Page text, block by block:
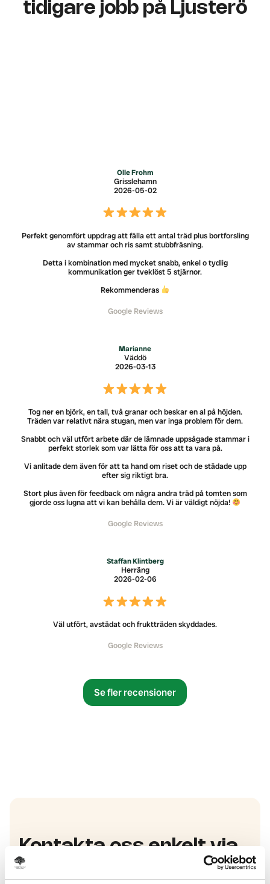
tidigare jobb på Ljusterö
Olle Frohm
Grisslehamn
2026-05-02
Perfekt genomfört uppdrag att fälla ett antal träd plus bortforsling
av stammar och ris samt stubbfräsning.
Detta i kombination med mycket snabb, enkel o tydlig
kommunikation ger tveklöst 5 stjärnor.
Rekommenderas
Google Reviews
Marianne
Väddö
2026-03-13
Tog ner en björk, en tall, två granar och beskar en al på höjden.
Träden var relativt nära stugan, men var inga problem för dem.
Snabbt och väl utfört arbete där de lämnade uppsågade stammar i
perfekt storlek som var lätta för oss att ta vara på.
Vi anlitade dem även för att ta hand om riset och de städade upp
efter sig riktigt bra.
Stort plus även för feedback om några andra träd på tomten som
gjorde oss lugna att vi kan behålla dem. Vi är väldigt nöjda!
Google Reviews
Staffan Klintberg
Herräng
2026-02-06
Väl utfört, avstädat och fruktträden skyddades.
Google Reviews
Se fler recensioner
Kontakta oss enkelt via
vårt kontaktformulär